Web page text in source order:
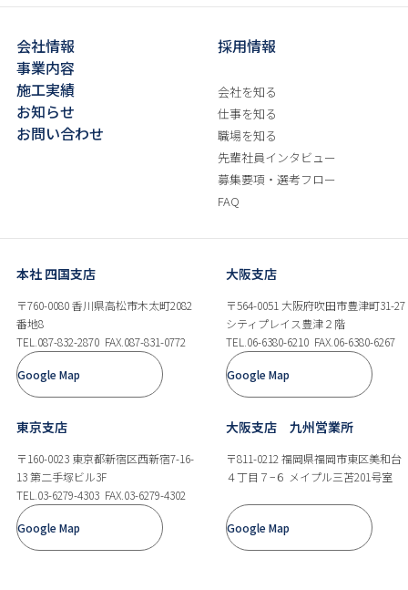
会社情報
事業内容
施工実績
お知らせ
お問い合わせ
採用情報
会社を知る
仕事を知る
職場を知る
先輩社員インタビュー
募集要項・選考フロー
FAQ
本社 四国支店
〒760-0080 香川県高松市木太町2082
番地8
TEL.087-832-2870 FAX.087-831-0772
Google Map
大阪支店
〒564-0051 大阪府吹田市豊津町31-27
シティプレイス豊津２階
TEL.06-6380-6210 FAX.06-6380-6267
Google Map
東京支店
〒160-0023 東京都新宿区西新宿7-16-
13 第二手塚ビル3F
TEL.03-6279-4303 FAX.03-6279-4302
Google Map
大阪支店 九州営業所
〒811-0212 福岡県福岡市東区美和台
４丁目７−６ メイプル三苫201号室
Google Map